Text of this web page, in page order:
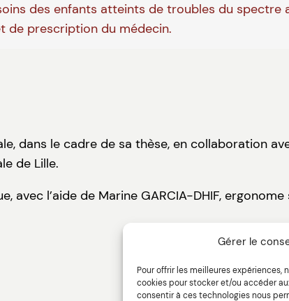
Gérer le
Pour offrir les meilleures
cookies pour stocker et/ou accéder
consentir à ces technologies nous
des enfants atteints de troubles du spectre
de prescription du médecin.
dans le cadre de sa thèse, en collaboration
de Lille.
avec l’aide de Marine GARCIA-DHIF,